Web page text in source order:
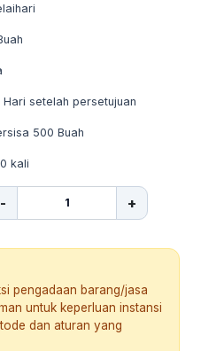
Hari setelah persetujuan
500 Buah
kali
- +
pengadaan barang/jasa
untuk keperluan instansi
dan aturan yang